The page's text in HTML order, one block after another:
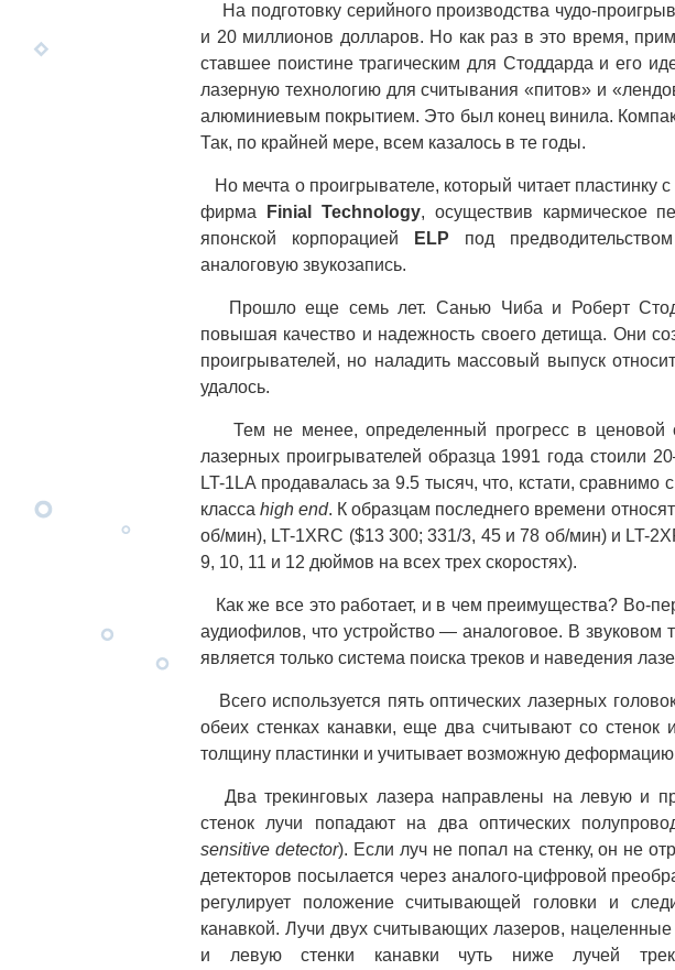
На подготовку серийного производства чудо-
и 20 миллионов долларов. Но как раз в это время,
ставшее поистине трагическим для Стоддарда и его
лазерную технологию для считывания «питов» и
алюминиевым покрытием. Это был конец винила.
Так, по крайней мере, всем казалось в те годы.
Но мечта о проигрывателе, который читает пластинку
фирма
Finial Technology, осуществив кармическое
японской корпорацией
ELP под
аналоговую звукозапись.
Прошло еще семь лет. Санью Чиба и Роберт
повышая качество и надежность своего детища. Они
проигрывателей, но наладить массовый выпуск
удалось.
Тем не менее, определенный прогресс в ценовой
лазерных проигрывателей образца 1991 года стоили
LT-1LA продавалась за 9.5 тысяч, что, кстати,
классаhigh end. К образцам последнего времени
об/мин), LT-1XRC ($13 300; 331/3, 45 и 78 об/мин) и LT-
9, 10, 11 и 12 дюймов на всех трех скоростях).
Как же все это работает, и в чем преимущества? Во-
аудиофилов, что устройство — аналоговое. В звуковом
является только система поиска треков и наведения
Всего используется пять оптических лазерных
обеих стенках канавки, еще два считывают со
толщину пластинки и учитывает возможную
Два трекинговых лазера направлены на левую и
стенок лучи попадают на два оптических
sensitive detector). Если луч не попал на стенку, он не
детекторов посылается через аналого-цифровой
регулирует положение считывающей головки и
канавкой. Лучи двух считывающих лазеров,
и левую стенки канавки чуть ниже лучей